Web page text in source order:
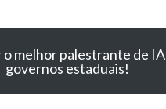
melhor palestrante de
governos estaduais!